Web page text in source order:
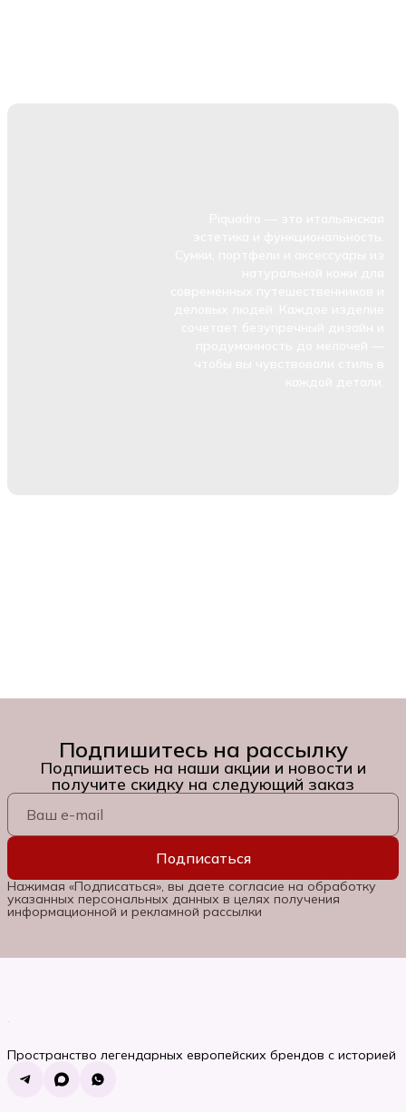
Подпишитесь на рассылку
Подпишитесь на наши акции и новости и
получите скидку на следующий заказ
Подписаться
Нажимая «Подписаться», вы даете согласие на обработку
указанных персональных данных в целях получения
информационной и рекламной рассылки
Пространство легендарных европейских брендов с историей